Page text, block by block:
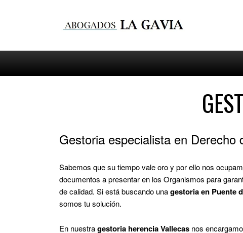
Gestoria especialista en
Sabemos que su tiempo vale oro y por ello nos
documentos a presentar en los Organismos para
de calidad. Si está buscando unagestoria en Puente
somos tu solución.
En nuestragestoria herencia Vallecas nos